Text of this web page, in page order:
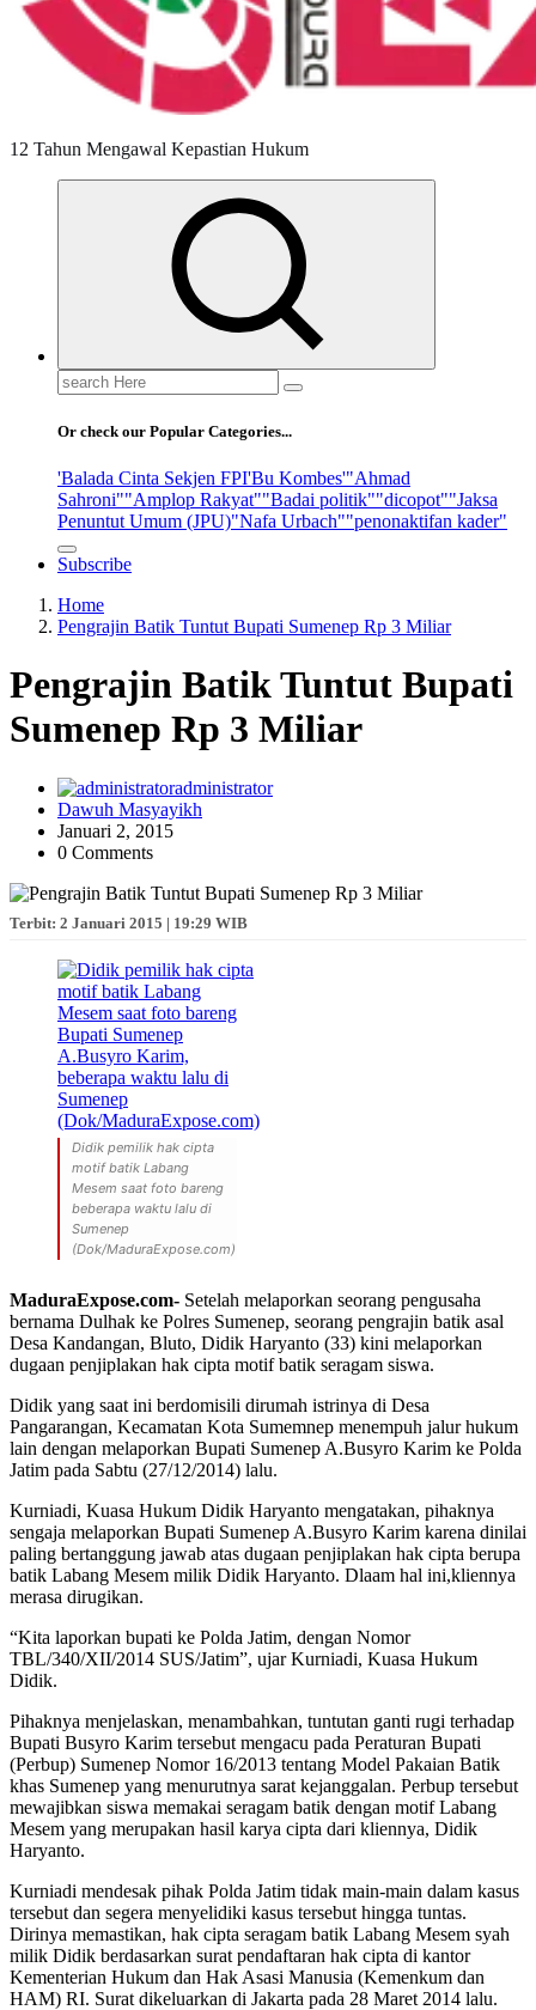
12 Tahun Mengawal Kepastian Hukum
Search
for:
Or check our Popular Categories...
'Balada Cinta Sekjen FPI'Bu Kombes'"Ahmad
Sahroni""Amplop Rakyat""Badai politik""dicopot""Jaksa
Penuntut Umum (JPU)"Nafa Urbach""penonaktifan kader"
Subscribe
Home
Pengrajin Batik Tuntut Bupati Sumenep Rp 3 Miliar
Pengrajin Batik Tuntut Bupati
Sumenep Rp 3 Miliar
administrator
Dawuh Masyayikh
Januari 2, 2015
0 Comments
Terbit: 2 Januari 2015 | 19:29 WIB
Didik pemilik hak cipta
motif batik Labang
Mesem saat foto bareng
beberapa waktu lalu di
Sumenep
(Dok/MaduraExpose.com)
MaduraExpose.com- Setelah melaporkan seorang pengusaha
bernama Dulhak ke Polres Sumenep, seorang pengrajin batik asal
Desa Kandangan, Bluto, Didik Haryanto (33) kini melaporkan
dugaan penjiplakan hak cipta motif batik seragam siswa.
Didik yang saat ini berdomisili dirumah istrinya di Desa
Pangarangan, Kecamatan Kota Sumemnep menempuh jalur hukum
lain dengan melaporkan Bupati Sumenep A.Busyro Karim ke Polda
Jatim pada Sabtu (27/12/2014) lalu.
Kurniadi, Kuasa Hukum Didik Haryanto mengatakan, pihaknya
sengaja melaporkan Bupati Sumenep A.Busyro Karim karena dinilai
paling bertanggung jawab atas dugaan penjiplakan hak cipta berupa
batik Labang Mesem milik Didik Haryanto. Dlaam hal ini,kliennya
merasa dirugikan.
“Kita laporkan bupati ke Polda Jatim, dengan Nomor
TBL/340/XII/2014 SUS/Jatim”, ujar Kurniadi, Kuasa Hukum
Didik.
Pihaknya menjelaskan, menambahkan, tuntutan ganti rugi terhadap
Bupati Busyro Karim tersebut mengacu pada Peraturan Bupati
(Perbup) Sumenep Nomor 16/2013 tentang Model Pakaian Batik
khas Sumenep yang menurutnya sarat kejanggalan. Perbup tersebut
mewajibkan siswa memakai seragam batik dengan motif Labang
Mesem yang merupakan hasil karya cipta dari kliennya, Didik
Haryanto.
Kurniadi mendesak pihak Polda Jatim tidak main-main dalam kasus
tersebut dan segera menyelidiki kasus tersebut hingga tuntas.
Dirinya memastikan, hak cipta seragam batik Labang Mesem syah
milik Didik berdasarkan surat pendaftaran hak cipta di kantor
Kementerian Hukum dan Hak Asasi Manusia (Kemenkum dan
HAM) RI. Surat dikeluarkan di Jakarta pada 28 Maret 2014 lalu.